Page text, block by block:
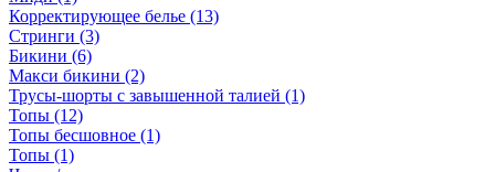
Корректирующее белье (13)
Стринги (3)
Бикини (6)
Макси бикини (2)
Трусы-шорты с завышенной талией (1)
Топы (12)
Топы бесшовное (1)
Топы (1)